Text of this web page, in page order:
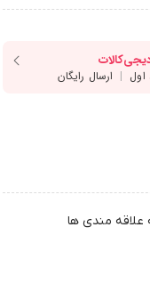
علاقه مندی ها